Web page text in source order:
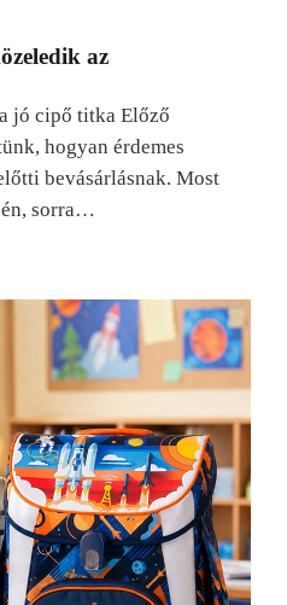
az
jó cipő titka Előző
hogyan érdemes
bevásárlásnak. Most
sorra…